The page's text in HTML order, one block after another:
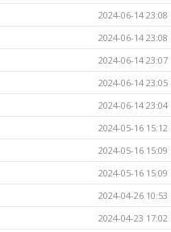
2024-06-14 23:08
2024-06-14 23:08
2024-06-14 23:07
2024-06-14 23:05
2024-06-14 23:04
2024-05-16 15:12
2024-05-16 15:09
2024-05-16 15:09
2024-04-26 10:53
2024-04-23 17:02